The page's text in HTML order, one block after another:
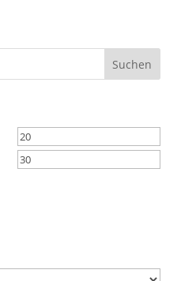
Min.
Preis